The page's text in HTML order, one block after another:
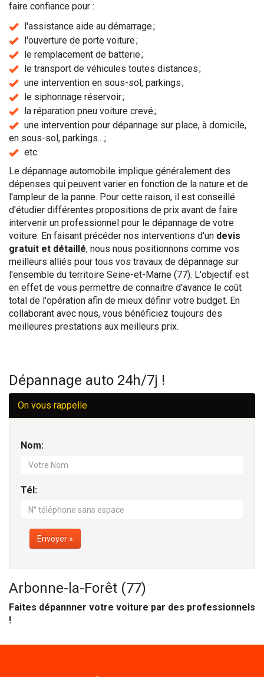
faire confiance pour :
l'assistance aide au démarrage ;
l'ouverture de porte voiture ;
le remplacement de batterie ;
le transport de véhicules toutes distances ;
une intervention en sous-sol, parkings ;
le siphonnage réservoir ;
la réparation pneu voiture crevé ;
une intervention pour dépannage sur place, à domicile,
en sous-sol, parkings... ;
etc.
Le dépannage automobile implique généralement des
dépenses qui peuvent varier en fonction de la nature et de
l'ampleur de la panne. Pour cette raison, il est conseillé
d'étudier différentes propositions de prix avant de faire
intervenir un professionnel pour le dépannage de votre
voiture. En faisant précéder nos interventions d'un devis
gratuit et détaillé, nous nous positionnons comme vos
meilleurs alliés pour tous vos travaux de dépannage sur
l'ensemble du territoire Seine-et-Marne (77). L'objectif est
en effet de vous permettre de connaitre d'avance le coût
total de l'opération afin de mieux définir votre budget. En
collaborant avec nous, vous bénéficiez toujours des
meilleures prestations aux meilleurs prix.
Dépannage auto 24h/7j !
On vous rappelle
Nom:
Tél:
Envoyer »
Arbonne-la-Forêt (77)
Faites dépannner votre voiture par des professionnels
!